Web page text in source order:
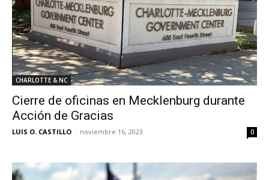
CHARLOTTE & NC
Cierre de oficinas en Mecklenburg durante
Acción de Gracias
LUIS O. CASTILLO - noviembre 16, 2023 0